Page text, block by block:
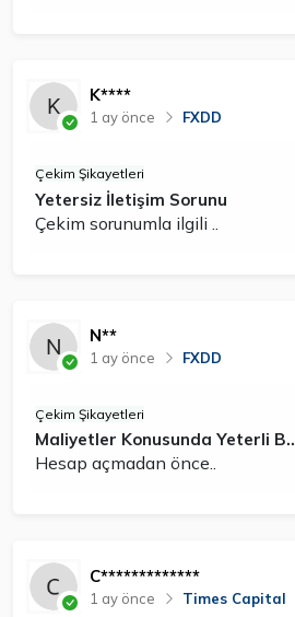
K****
1 ay önce FXDD
Çekim Şikayetleri
Yetersiz İletişim Sorunu
Çekim sorunumla ilgili ..
N**
1 ay önce FXDD
Çekim Şikayetleri
Maliyetler Konusunda Yeterli B..
Hesap açmadan önce..
C*************
1 ay önce Times Capital